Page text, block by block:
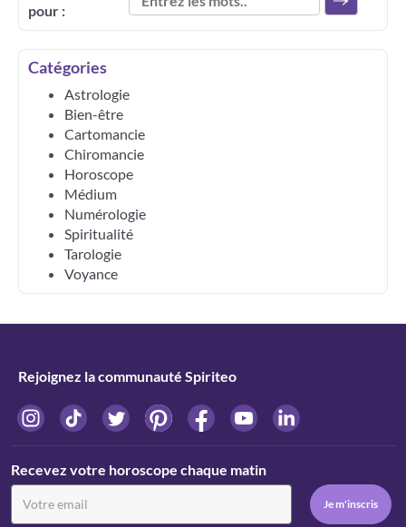
pour :
Catégories
Astrologie
Bien-être
Cartomancie
Chiromancie
Horoscope
Médium
Numérologie
Spiritualité
Tarologie
Voyance
Rejoignez la communauté Spiriteo
Recevez votre horoscope chaque matin